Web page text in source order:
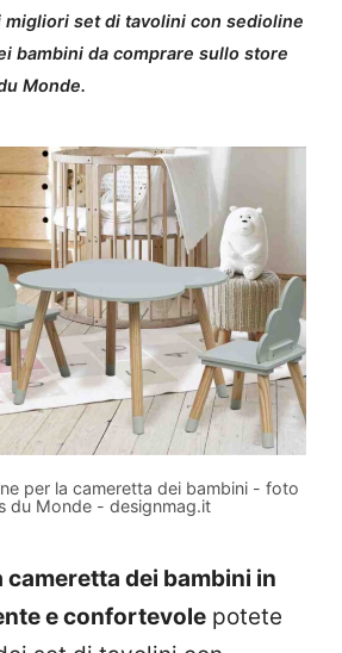
migliori set di tavolini con sedioline
bambini da comprare sullo store
Monde.
per la cameretta dei bambini - foto
du Monde - designmag.it
cameretta dei bambini in
e confortevole potete